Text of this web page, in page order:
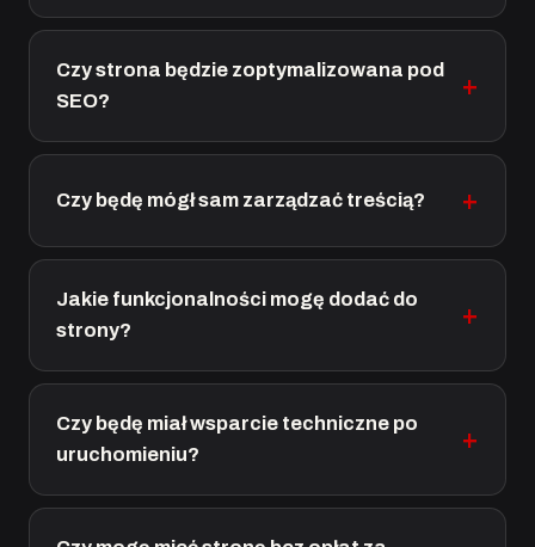
Czy strona będzie zoptymalizowana pod
SEO?
Czy będę mógł sam zarządzać treścią?
Jakie funkcjonalności mogę dodać do
strony?
Czy będę miał wsparcie techniczne po
uruchomieniu?